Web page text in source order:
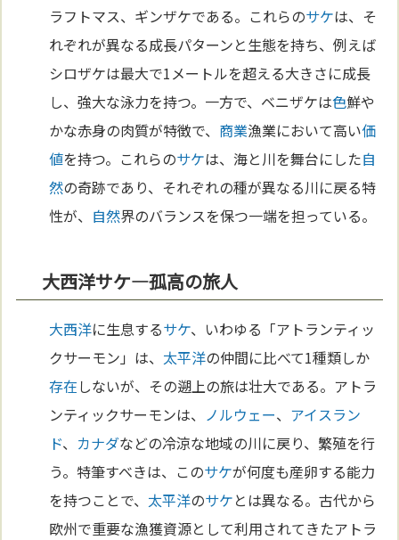
ラフトマス、ギンザケである。これらのサケは、そ
れぞれが異なる成長パターンと生態を持ち、例えば
シロザケは最大で1メートルを超える大きさに成長
し、強大な泳力を持つ。一方で、ベニザケは色鮮や
かな赤身の肉質が特徴で、 商業漁業において高い価
値を持つ。これらのサケは、海と川を舞台にした自
然の奇跡であり、それぞれの種が異なる川に戻る特
性が、 自然界のバランスを保つ一端を担っている。
大西洋サケ—孤高の旅人
大西洋に生息するサケ、いわゆる「アトランティッ
クサーモン」は、 太平洋の仲間に比べて1種類しか
存在しないが、その遡上の旅は壮大である。アトラ
ンティックサーモンは、 ノルウェー、 アイスラン
ド、 カナダなどの冷涼な地域の川に戻り、繁殖を行
う。特筆すべきは、このサケが何度も産卵する能力
を持つことで、 太平洋のサケとは異なる。古代から
欧州で重要な漁獲資源として利用されてきたアトラ